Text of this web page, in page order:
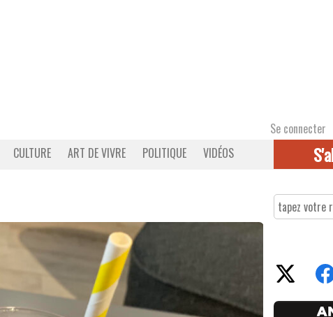
Se connecter
CULTURE ART DE VIVRE POLITIQUE VIDÉOS